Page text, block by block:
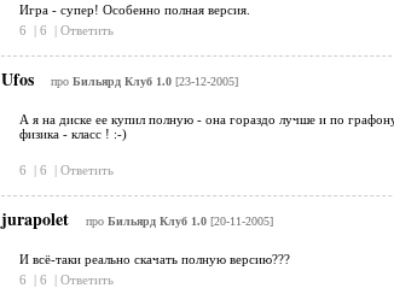
Игра - супер! Особенно полная версия.
6
| 6 | Ответить
Ufos про Бильярд Клуб 1.0[23-12-2005]
А я на диске ее купил полную - она гораздо лучше и по
физика - класс ! :-)
6 | 6 | Ответить
jurapolet про Бильярд Клуб 1.0[20-11-2005]
И всё-таки реально скачать полную версию???
6
| 6 | Ответить